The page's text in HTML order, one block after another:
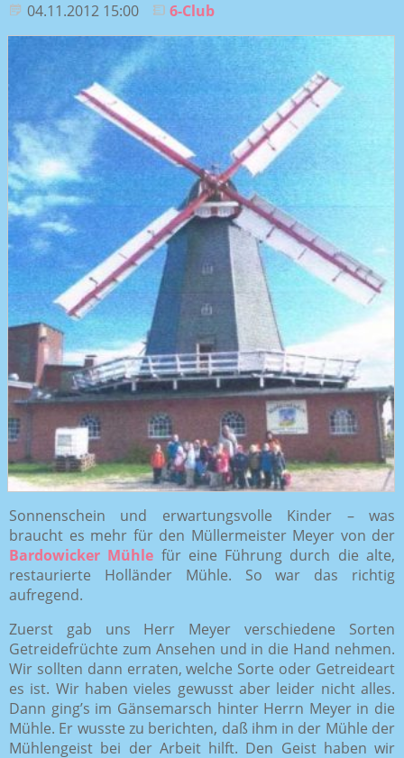
04.11.2012 15:00 6-Club
Sonnenschein und erwartungsvolle Kinder – was
braucht es mehr für den Müllermeister Meyer von der
Bardowicker Mühle für eine Führung durch die alte,
restaurierte Holländer Mühle. So war das richtig
aufregend.
Zuerst gab uns Herr Meyer verschiedene Sorten
Getreidefrüchte zum Ansehen und in die Hand nehmen.
Wir sollten dann erraten, welche Sorte oder Getreideart
es ist. Wir haben vieles gewusst aber leider nicht alles.
Dann ging’s im Gänsemarsch hinter Herrn Meyer in die
Mühle. Er wusste zu berichten, daß ihm in der Mühle der
Mühlengeist bei der Arbeit hilft. Den Geist haben wir